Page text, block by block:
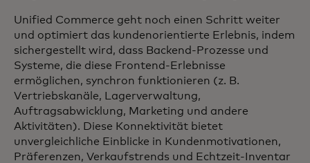
Unified Commerce geht noch einen Schritt weiter
und optimiert das kundenorientierte Erlebnis, indem
sichergestellt wird, dass Backend-Prozesse und
Systeme, die diese Frontend-Erlebnisse
ermöglichen, synchron funktionieren (z. B.
Vertriebskanäle, Lagerverwaltung,
Auftragsabwicklung, Marketing und andere
Aktivitäten). Diese Konnektivität bietet
unvergleichliche Einblicke in Kundenmotivationen,
Präferenzen, Verkaufstrends und Echtzeit-Inventar